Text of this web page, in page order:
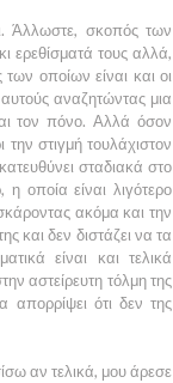
Άλλωστε, σκοπός των
ερεθίσματά τους αλλά,
οποίων είναι και οι
αναζητώντας μια
τον πόνο. Αλλά όσον
την στιγμή τουλάχιστον
σταδιακά στο
, η οποία είναι λιγότερο
ακόμα και την
και δεν διστάζει να τα
είναι και τελικά
αστείρευτη τόλμη της
απορρίψει ότι δεν της
αν τελικά, μου άρεσε